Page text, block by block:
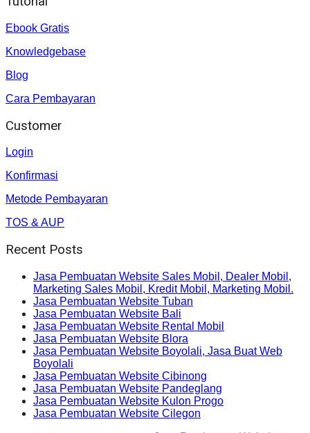
Ebook Gratis
Knowledgebase
Blog
Cara Pembayaran
Customer
Login
Konfirmasi
Metode Pembayaran
TOS & AUP
Recent Posts
Jasa Pembuatan Website Sales Mobil, Dealer Mobil,
Marketing Sales Mobil, Kredit Mobil, Marketing Mobil.
Jasa Pembuatan Website Tuban
Jasa Pembuatan Website Bali
Jasa Pembuatan Website Rental Mobil
Jasa Pembuatan Website Blora
Jasa Pembuatan Website Boyolali, Jasa Buat Web
Boyolali
Jasa Pembuatan Website Cibinong
Jasa Pembuatan Website Pandeglang
Jasa Pembuatan Website Kulon Progo
Jasa Pembuatan Website Cilegon